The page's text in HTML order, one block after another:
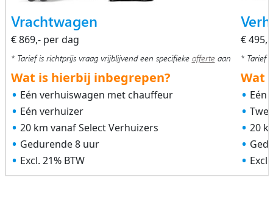
Vrachtwagen
€ 869,- per dag
* Tarief is richtprijs vraag vrijblijvend een specifieke offerteaan
Wat is hierbij inbegrepen?
Eén verhuiswagen met chauffeur
Eén verhuizer
20 km vanaf Select Verhuizers
Gedurende 8 uur
Excl. 21% BTW
€
* Tarief
Wat
Eén
20
Excl.